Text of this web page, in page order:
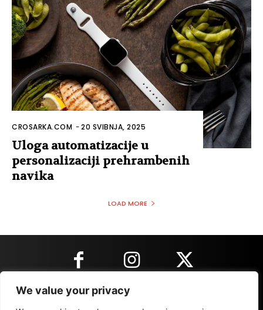
We value your privacy
CROSARKA.COM -20 SVIBNJA, 2025
Uloga automatizacije u
personalizaciji prehrambenih
navika
LOAD MORE
KONTAKT INFORMACIJE